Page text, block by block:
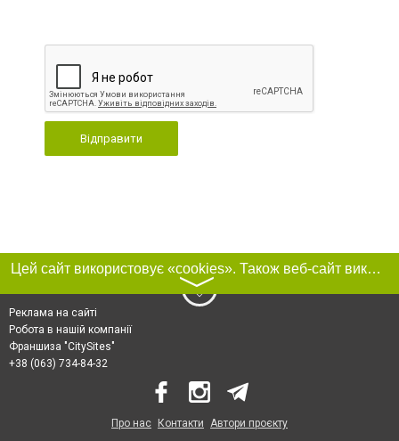
Відправити
Цей сайт використовує «cookies». Також веб-сайт використовує інтернет-сервіс для збору технічних даних стосовно відвідувачів з метою отримання маркетингової та статистичної інформації. Умови обробки даних відвідувачів сайту див.
〉
Реклама на сайті
Робота в нашій компанії
Франшиза "CitySites"
+38 (063) 734-84-32
Про нас Контакти Автори проєкту